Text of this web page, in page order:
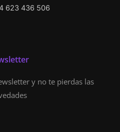
623 436 506
y no te pierdas las